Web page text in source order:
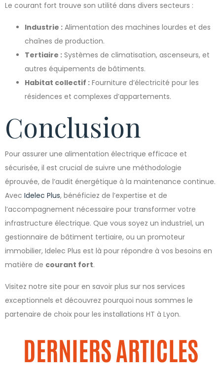
Le courant fort trouve son utilité dans divers secteurs :
Industrie : Alimentation des machines lourdes et des
chaînes de production.
Tertiaire : Systèmes de climatisation, ascenseurs, et
autres équipements de bâtiments.
Habitat collectif : Fourniture d’électricité pour les
résidences et complexes d’appartements.
Conclusion
Pour assurer une alimentation électrique efficace et
sécurisée, il est crucial de suivre une méthodologie
éprouvée, de l’audit énergétique à la maintenance continue.
Avec Idelec Plus, bénéficiez de l’expertise et de
l’accompagnement nécessaire pour transformer votre
infrastructure électrique. Que vous soyez un industriel, un
gestionnaire de bâtiment tertiaire, ou un promoteur
immobilier, Idelec Plus est là pour répondre à vos besoins en
matière de courant fort.
Visitez notre site pour en savoir plus sur nos services
exceptionnels et découvrez pourquoi nous sommes le
partenaire de choix pour les installations HT à Lyon.
DERNIERS ARTICLES